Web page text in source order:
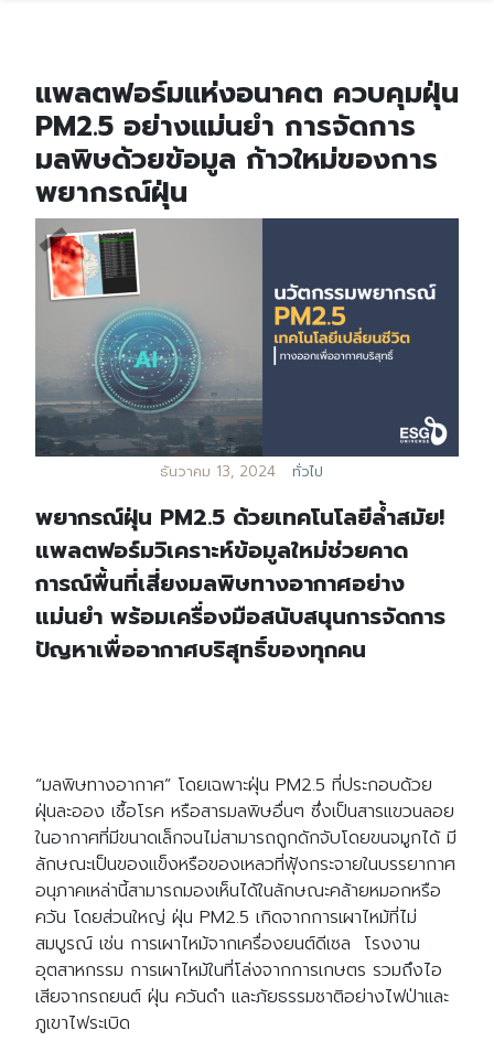
แพลตฟอร์มแห่งอนาคต ควบคุมฝุ่น
PM2.5 อย่างแม่นยำ การจัดการ
มลพิษด้วยข้อมูล ก้าวใหม่ของการ
พยากรณ์ฝุ่น
ธันวาคม 13, 2024 ทั่วไป
พยากรณ์ฝุ่น PM2.5 ด้วยเทคโนโลยีล้ำสมัย!
แพลตฟอร์มวิเคราะห์ข้อมูลใหม่ช่วยคาด
การณ์พื้นที่เสี่ยงมลพิษทางอากาศอย่าง
แม่นยำ พร้อมเครื่องมือสนับสนุนการจัดการ
ปัญหาเพื่ออากาศบริสุทธิ์ของทุกคน
“มลพิษทางอากาศ” โดยเฉพาะฝุ่น PM2.5 ที่ประกอบด้วย
ฝุ่นละออง เชื้อโรค หรือสารมลพิษอื่นๆ ซึ่งเป็นสารแขวนลอย
ในอากาศที่มีขนาดเล็กจนไม่สามารถถูกดักจับโดยขนจมูกได้ มี
ลักษณะเป็นของแข็งหรือของเหลวที่ฟุ้งกระจายในบรรยากาศ
อนุภาคเหล่านี้สามารถมองเห็นได้ในลักษณะคล้ายหมอกหรือ
ควัน โดยส่วนใหญ่ ฝุ่น PM2.5 เกิดจากการเผาไหม้ที่ไม่
สมบูรณ์ เช่น การเผาไหม้จากเครื่องยนต์ดีเซล โรงงาน
อุตสาหกรรม การเผาไหม้ในที่โล่งจากการเกษตร รวมถึงไอ
เสียจากรถยนต์ ฝุ่น ควันดำ และภัยธรรมชาติอย่างไฟป่าและ
ภูเขาไฟระเบิด